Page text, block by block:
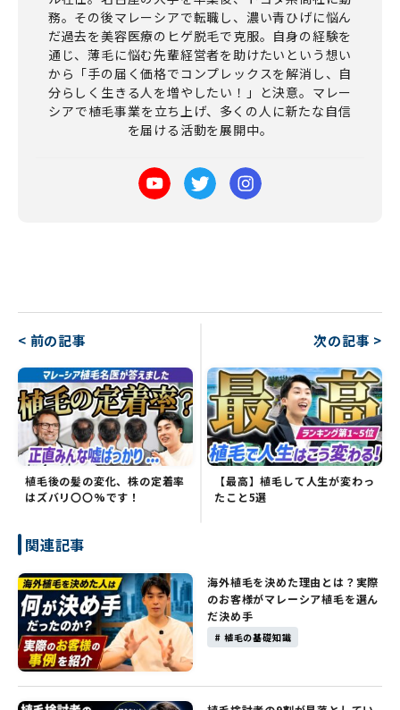
務。その後マレーシアで転職し、濃い青ひげに悩ん
だ過去を美容医療のヒゲ脱毛で克服。自身の経験を
通じ、薄毛に悩む先輩経営者を助けたいという想い
から「手の届く価格でコンプレックスを解消し、自
分らしく生きる人を増やしたい！」と決意。マレー
シアで植毛事業を立ち上げ、多くの人に新たな自信
を届ける活動を展開中。
< 前の記事
植毛後の髪の変化、株の定着率
はズバリ〇〇%です！
次の記事 >
【最高】植毛して人生が変わっ
たこと5選
関連記事
# 植毛の基礎知識
海外植毛を決めた理由とは？実際
のお客様がマレーシア植毛を選ん
だ決め手